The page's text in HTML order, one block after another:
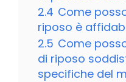
2.4 Come
riposo è
2.5 Come
di riposo
specifiche del